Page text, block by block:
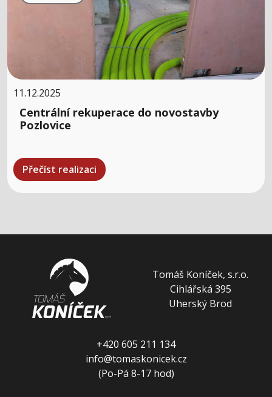
11.12.2025
Centrální rekuperace do novostavby
Pozlovice
Přečíst realizaci
Tomáš Koníček, s.r.o.
Cihlářská 395
Uherský Brod
+420 605 211 134
info@tomaskonicek.cz
(Po-Pá 8-17 hod)